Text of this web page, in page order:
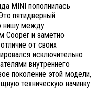
MINI пополнилась
пятидверный
нишу между
Cooper и заметно
от своих
исключительно
внутреннего
поколение этой модели,
техническую начинку.